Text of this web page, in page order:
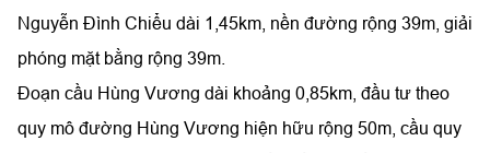
Nguyễn Đình Chiểu dài 1,45km, nền đường rộng 39m, giải
phóng mặt bằng rộng 39m.
Đoạn cầu Hùng Vương dài khoảng 0,85km, đầu tư theo
quy mô đường Hùng Vương hiện hữu rộng 50m, cầu quy